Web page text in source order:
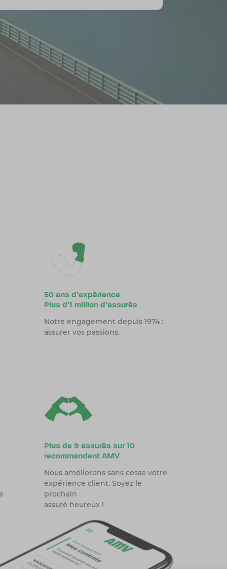
50 ans d’expérience
Plus d’1 million d’assurés
Notre engagement depuis 1974 :
assurer vos passions.
Plus de 9 assurés sur 10
recommandent AMV
Nous améliorons sans cesse votre
expérience client. Soyez le
prochain
assuré heureux !